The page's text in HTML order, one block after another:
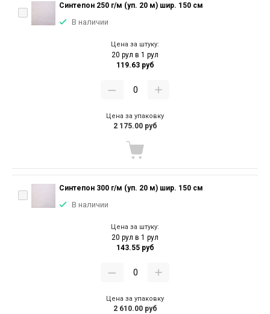
Синтепон 250 г/м (уп. 20 м) шир. 150 см
В наличии
Цена за штуку:
20 рул в 1 рул
119.63 руб
Цена за упаковку
2 175.00 руб
Синтепон 300 г/м (уп. 20 м) шир. 150 см
В наличии
Цена за штуку:
20 рул в 1 рул
143.55 руб
Цена за упаковку
2 610.00 руб